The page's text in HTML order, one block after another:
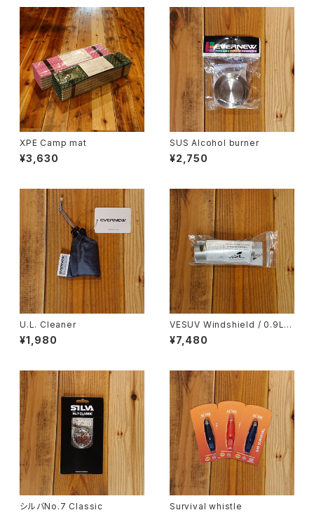
XPE Camp mat
¥3,630
SUS Alcohol burner
¥2,750
U.L. Cleaner
¥1,980
VESUV Windshield / 0.9L p
ot
¥7,480
シルバNo.7 Classic Survival whistle